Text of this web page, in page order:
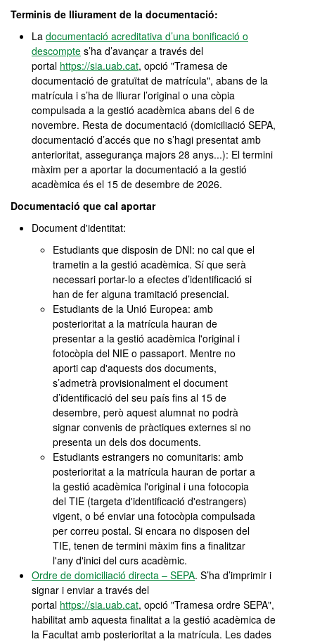
Terminis de lliurament de la documentació:
La documentació acreditativa d’una bonificació o
descompte s’ha d’avançar a través del
portal https://sia.uab.cat, opció "Tramesa de
documentació de gratuïtat de matrícula", abans de la
matrícula i s’ha de lliurar l’original o una còpia
compulsada a la gestió acadèmica abans del 6 de
novembre. Resta de documentació (domiciliació SEPA,
documentació d’accés que no s’hagi presentat amb
anterioritat, assegurança majors 28 anys...): El termini
màxim per a aportar la documentació a la gestió
acadèmica és el 15 de desembre de 2026.
Documentació que cal aportar
Document d'identitat:
Estudiants que disposin de DNI: no cal que el
trametin a la gestió acadèmica. Sí que serà
necessari portar-lo a efectes d’identificació si
han de fer alguna tramitació presencial.
Estudiants de la Unió Europea: amb
posterioritat a la matrícula hauran de
presentar a la gestió acadèmica l'original i
fotocòpia del NIE o passaport. Mentre no
aporti cap d'aquests dos documents,
s’admetrà provisionalment el document
d’identificació del seu país fins al 15 de
desembre, però aquest alumnat no podrà
signar convenis de pràctiques externes si no
presenta un dels dos documents.
Estudiants estrangers no comunitaris: amb
posterioritat a la matrícula hauran de portar a
la gestió acadèmica l'original i una fotocopia
del TIE (targeta d'identificació d'estrangers)
vigent, o bé enviar una fotocòpia compulsada
per correu postal. Si encara no disposen del
TIE, tenen de termini màxim fins a finalitzar
l'any d'inici del curs acadèmic.
Ordre de domiciliació directa – SEPA. S’ha d’imprimir i
signar i enviar a través del
portal https://sia.uab.cat, opció "Tramesa ordre SEPA",
habilitat amb aquesta finalitat a la gestió acadèmica de
la Facultat amb posterioritat a la matrícula. Les dades